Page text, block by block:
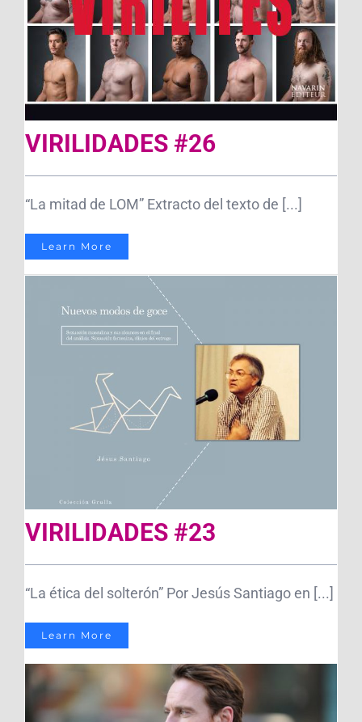
VIRILIDADES #26
“La mitad de LOM” Extracto del texto de [...]
Learn More
VIRILIDADES #23
“La ética del solterón” Por Jesús Santiago en [...]
Learn More